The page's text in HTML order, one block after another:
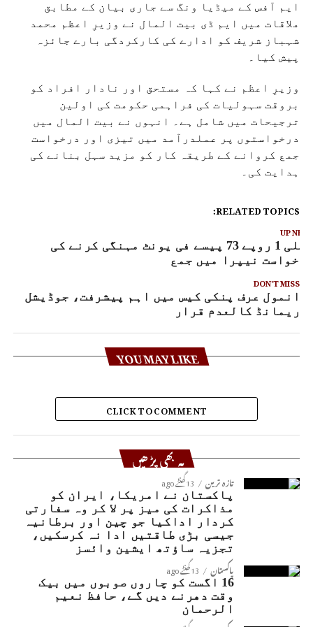
ایم آفس کے میڈیا ونگ سے جاری بیان کے مطابق
ملاقات میں ایم ڈی بیت المال نے وزیرِ اعظم محمد
شہباز شریف کو ادارے کی کارکردگی بارے جائزہ
پیش کیا۔
وزیرِ اعظم نے کہا کہ مستحق اور نادار افراد کو
بروقت سہولیات کی فراہمی حکومت کی اولین
ترجیحات میں شامل ہے۔ انہوں نے بیت المال میں
درخواستوں پر عملدرآمد میں تیزی اور درخواست
جمع کروانے کے طریقہ کار کو مزید سہل بنانے کی
ہدایت کی۔
RELATED TOPICS:
UP
بجلی 1 روپے 73 پیسے فی یونٹ مہنگی کرنے کی
نیپرا میں جمع
DON'T MISS
انمول عرف پنکی کیس میں اہم پیشرفت، جوڈیشل
ریمانڈ کالعدم قرار
YOU MAY LIKE
CLICK TO COMMENT
یہ بھی پڑھیں
تازہ ترین 13 گھنٹے ago
پاکستان نے امریکا، ایران کو
مذاکرات کی میز پر لا کر وہ سفارتی
کردار اداکیا جو چین اور برطانیہ
جیسی بڑی طاقتیں ادا نہ کرسکیں،
تجزیہ ساؤتھ ایشین وائسز
پاکستان 13 گھنٹے ago
16 اگست کو چاروں صوبوں میں بیک
وقت دھرنے دیں گے، حافظ نعیم
الرحمان